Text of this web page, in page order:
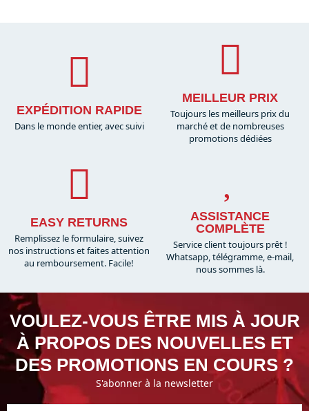
EXPÉDITION RAPIDE
Dans le monde entier, avec suivi
MEILLEUR PRIX
Toujours les meilleurs prix du
marché et de nombreuses
promotions dédiées
EASY RETURNS
Remplissez le formulaire, suivez
nos instructions et faites attention
au remboursement. Facile!
ASSISTANCE
COMPLÈTE
Service client toujours prêt !
Whatsapp, télégramme, e-mail,
nous sommes là.​
VOULEZ-VOUS ÊTRE MIS À JOUR
À PROPOS DES NOUVELLES ET
DES PROMOTIONS EN COURS ?
S'abonner à la newsletter